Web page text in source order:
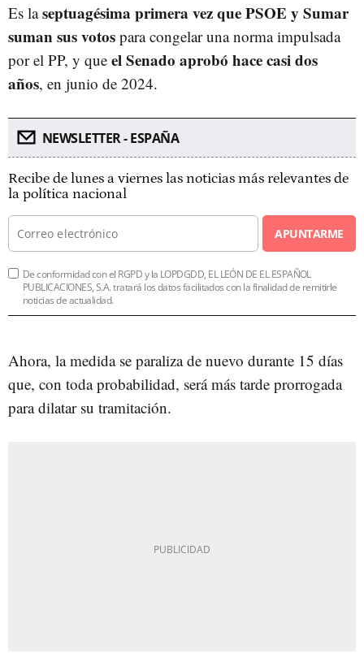
Es laseptuagésima primera vez que PSOE y Sumar
suman sus votos para congelar una norma impulsada
por el PP, y que el Senado aprobó hace casi dos
años, en junio de 2024.
NEWSLETTER - ESPAÑA
Recibe de lunes a viernes las noticias más relevantes de
la política nacional
APUNTARME
De conformidad con el RGPD y la LOPDGDD, EL LEÓN DE EL ESPAÑOL
PUBLICACIONES, S.A. tratará los datos facilitados con la finalidad de remitirle
noticias de actualidad.
Ahora, la medida se paraliza de nuevo durante 15 días
que, con toda probabilidad, será más tarde prorrogada
para dilatar su tramitación.